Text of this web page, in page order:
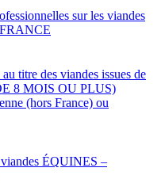
sur les viandes
titre des viandes issues de
8 MOIS OU PLUS)
(hors France) ou
ÉQUINES –